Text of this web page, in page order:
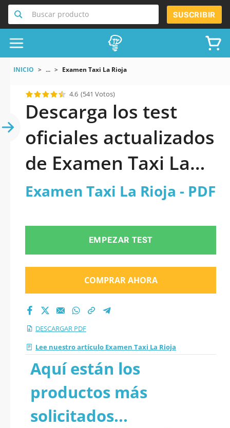
Buscar producto SUSCRIBIR
INICIO ... Examen Taxi La Rioja
4.6 (541 Votos)
Descarga los test
oficiales actualizados
de Examen Taxi La
Rioja 2026 en PDF
Examen Taxi La Rioja - PDF
EMPEZAR TEST
COMPRAR AHORA
DESCARGAR PDF
Lee nuestro artículo Examen Taxi La Rioja
Aquí están los
productos más
solicitados...